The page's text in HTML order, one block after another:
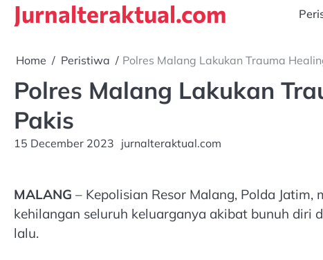
SkipJurnalteraktual.com
Home Peristiwa Polres Malang Lakukan Trauma
Polres Malang Lakukan
Pakis
15 December 2023 jurnalteraktual.com
MALANG – Kepolisian Resor Malang, Polda
kehilangan seluruh keluarganya akibat bunuh diri
lalu.